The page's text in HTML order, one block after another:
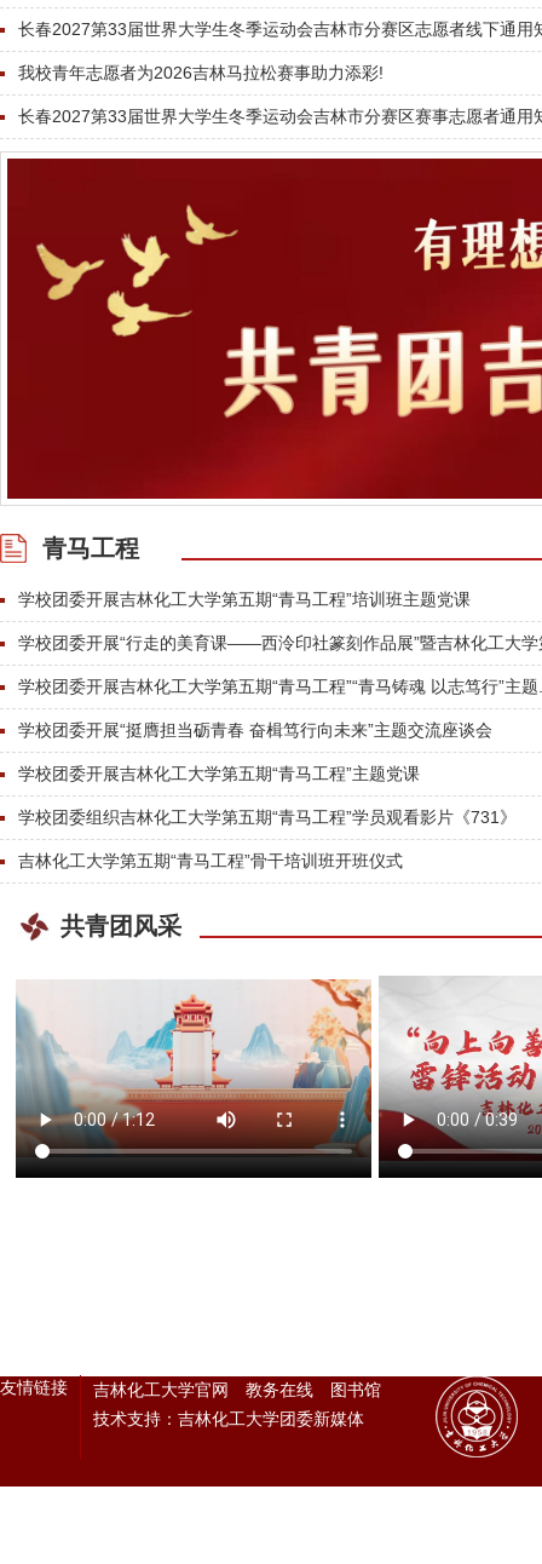
长春2027第33届世界大学生冬季运动会吉林市分赛区志愿者线下通用
我校青年志愿者为2026吉林马拉松赛事助力添彩!
长春2027第33届世界大学生冬季运动会吉林市分赛区赛事志愿者通用
青马工程
学校团委开展吉林化工大学第五期“青马工程”培训班主题党课
学校团委开展“行走的美育课——西泠印社篆刻作品展”暨吉林化工大学
学校团委开展吉林化工大学第五期“青马工程”“青马铸魂 以志笃行”主
学校团委开展“挺膺担当砺青春 奋楫笃行向未来”主题交流座谈会
学校团委开展吉林化工大学第五期“青马工程”主题党课
学校团委组织吉林化工大学第五期“青马工程”学员观看影片《731》
吉林化工大学第五期“青马工程”骨干培训班开班仪式
共青团风采
友情链接 吉林化工大学官网 教务在线
图书馆
技术支持：吉林化工大学团委新媒体